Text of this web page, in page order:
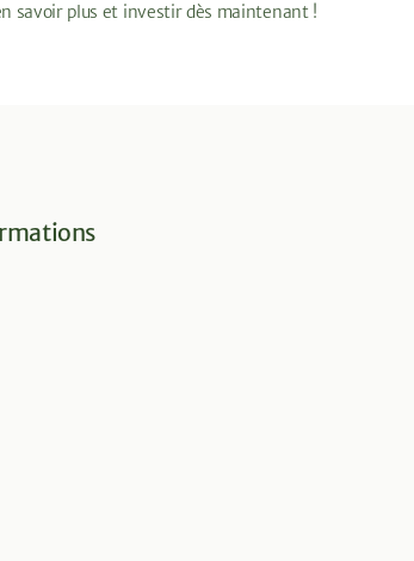
savoir plus et investir dès maintenant !